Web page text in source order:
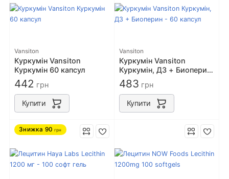
Vansiton
Куркумін Vansiton
Куркумін 60 капсул
442 грн
Купити
Vansiton
Куркумін Vansiton
Куркумін, Д3 + Биоперин
- 60 капсул
483 грн
Купити
Знижка 90 грн